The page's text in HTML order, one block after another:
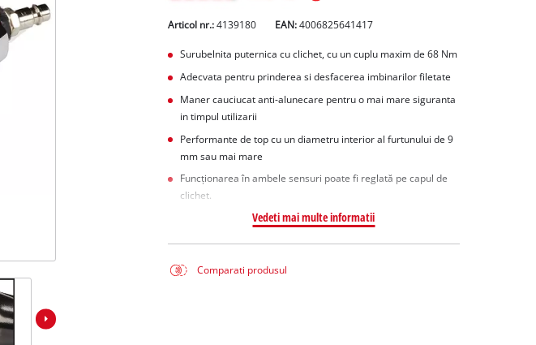
Articol nr.: 4139180 EAN:4006825641417
Surubelnita puternica cu clichet, cu un cuplu maxim de 68 Nm
Adecvata pentru prinderea si desfacerea imbinarilor filetate
Maner cauciucat anti-alunecare pentru o mai mare siguranta
in timpul utilizarii
Performante de top cu un diametru interior al furtunului de 9
mm sau mai mare
Funcționarea în ambele sensuri poate fi reglată pe capul de
clichet.
Vedeti mai multe informatii
Comparati produsul